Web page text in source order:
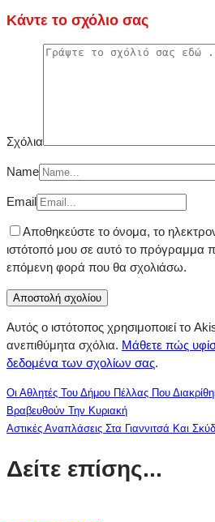
Κάντε το σχόλιο σας
Σχόλια
Name
Email
Αποθηκεύστε το όνομα, το
ιστότοπό μου σε αυτό το πρόγραμμα
επόμενη φορά που θα σχολιάσω.
Αυτός ο ιστότοπος χρησιμοποιεί το
ανεπιθύμητα σχόλια. Μάθετε πώς
δεδομένα των σχολίων σας.
Οι Αθλητές Του Δήμου Πέλλας Που
Βραβευθούν Την Κυριακή
Αστικές Αναπλάσεις Στα Γιαννιτσά Και
Δείτε επίσης...